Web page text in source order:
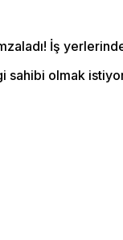
sahibi olmak